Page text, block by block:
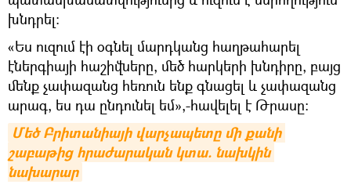
խնդրել։
«Ես ուզում էի օգնել մարդկանց հաղթահարել
էներգիայի հաշիվները, մեծ հարկերի խնդիրը, բայց
մենք չափազանց հեռուն ենք գնացել և չափազանց
արագ, ես դա ընդունել եմ»,-հավելել է Թրասը։
Մեծ Բրիտանիայի վարչապետը մի քանի
շաբաթից հրաժարական կտա. նախկին
նախարար